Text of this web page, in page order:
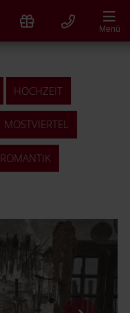
Menü
HOCHZEIT
MOSTVIERTEL
ROMANTIK